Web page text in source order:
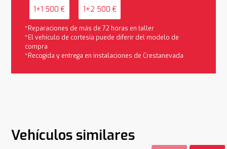
1+1 500 € 1+2 500 €
*Reparaciones de más de 72 horas en taller
*El vehículo de cortesía puede diferir del modelo de
compra
*Recogida y entrega en instalaciones de Crestanevada
Vehículos similares